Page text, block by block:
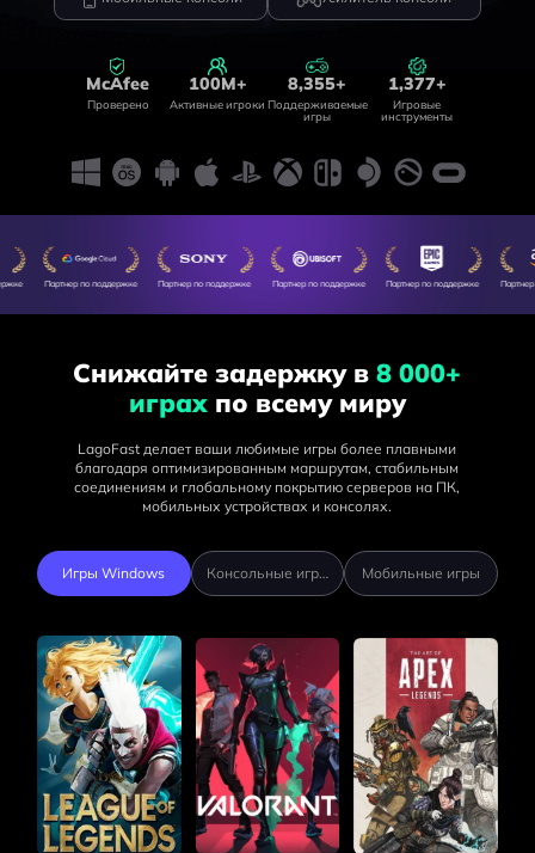
McAfee
Проверено
100M+
Активные игроки
8,355+
Поддерживаемые
игры
1,377+
Игровые
инструменты
Партнер по поддержке Партнер по поддержке Партнер по поддержке Партнер по поддержке Партнер по
Снижайте задержку в8 000+
играхпо всему миру
LagoFast делает ваши любимые игры более плавными
благодаря оптимизированным маршрутам, стабильным
соединениям и глобальному покрытию серверов на ПК,
мобильных устройствах и консолях.
Игры Windows Консольные игры Мобильные игры